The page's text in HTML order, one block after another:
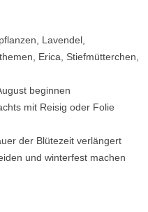
Lavendel,
Erica, Stiefmütterchen,
beginnen
mit Reisig oder Folie
der Blütezeit verlängert
und winterfest machen